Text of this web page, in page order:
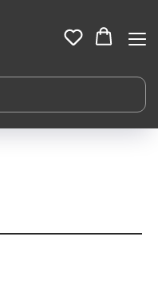
каталог, цены и гарантия
? В наличии мощные